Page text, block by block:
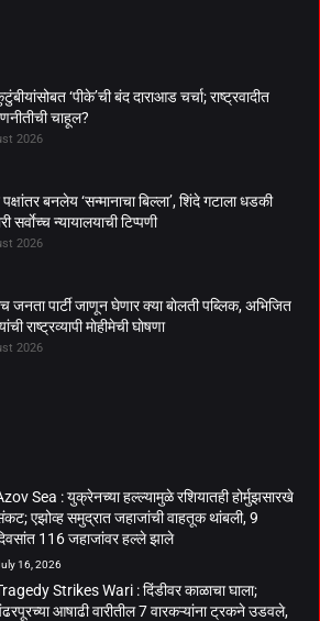
‘पीके’ची बंद दाराआड चर्चा; राष्ट्रवादीत
चाहूल?
2026
पक्षांतर बनलेय ‘सन्मानाचा बिल्ला’, शिंदे गटाला धडकी
सर्वाेच्च न्यायालयाची टिप्पणी
2026
जनता पार्टी जाणून घेणार क्या बाेलती पब्लिक, अभिजित
राष्ट्रव्यापी माेहीमेची घाेषणा
2026
Sea : युक्रेनच्या हल्ल्यामुळे रशियातही होर्मुझसारखे
एझोव्ह समुद्रात जहाजांची वाहतूक थांबली, 9
116 जहाजांवर हल्ले झाले
16, 2026
Strikes Wari : दिंडीवर काळाचा घाला;
आषाढी वारीतील 7 वारकऱ्यांना ट्रकने उडवले,